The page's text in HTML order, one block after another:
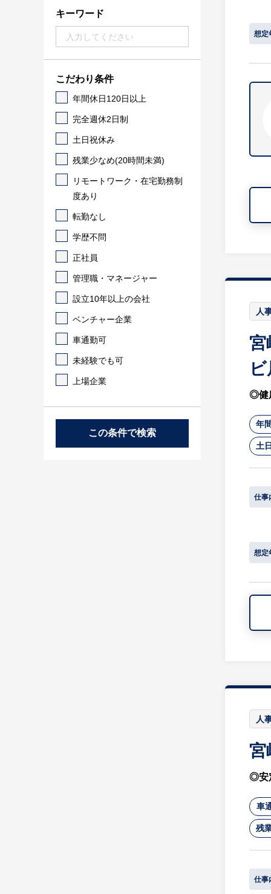
想定
人
宮
◎健
年
土
仕事
想定
人
宮
◎安
車
残
仕事
キーワード
こだわり条件
年間休日120日以上
完全週休2日制
土日祝休み
残業少なめ(20時間未満)
リモートワーク・在宅勤務制
度あり
転勤なし
学歴不問
正社員
管理職・マネージャー
設立10年以上の会社
ベンチャー企業
車通勤可
未経験でも可
上場企業
この条件で検索